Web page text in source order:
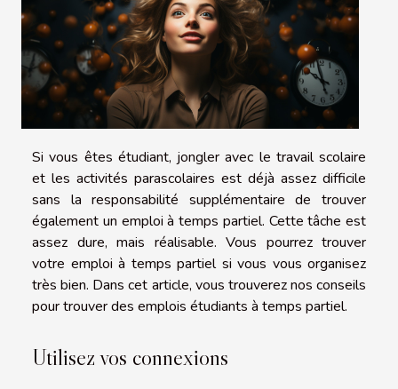
Si vous êtes étudiant, jongler avec le travail scolaire
et les activités parascolaires est déjà assez difficile
sans la responsabilité supplémentaire de trouver
également un emploi à temps partiel. Cette tâche est
assez dure, mais réalisable. Vous pourrez trouver
votre emploi à temps partiel si vous vous organisez
très bien. Dans cet article, vous trouverez nos conseils
pour trouver des emplois étudiants à temps partiel.
Utilisez vos connexions